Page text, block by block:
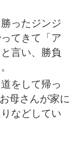
ったジンジ
てきて「ア
言い、勝負
をして帰っ
母さんが家に
などしてい